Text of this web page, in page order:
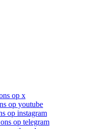
op x
op youtube
op instagram
op telegram